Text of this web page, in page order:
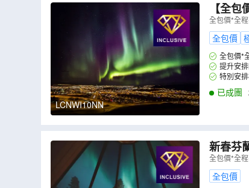
LCNWI10NN
【全包價】
藍湖、
（
全包價*全
全包價
全包價*
提升安
特別安
已成團
新春芬蘭
基、羅
全包價*全
全包價